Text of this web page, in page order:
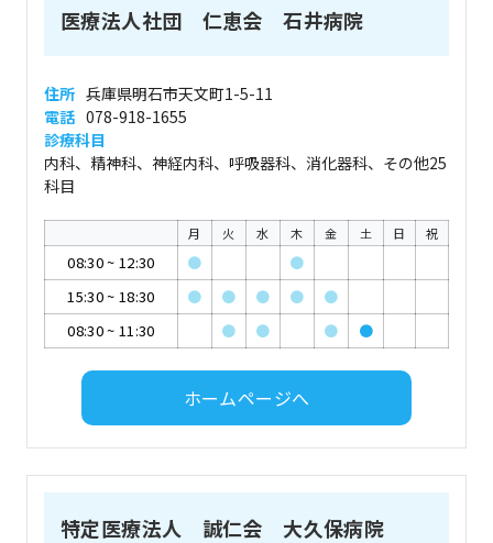
医療法人社団 仁恵会 石井病院
住所 兵庫県明石市天文町1-5-11
電話 078-918-1655
診療科目
内科、精神科、神経内科、呼吸器科、消化器科、その他25
科目
月 火 水 木 金 土 日 祝
08:30~ 12:30 ●
●
15:30~ 18:30 ● ● ● ●
●
08:30~ 11:30 ● ● ● ●
ホームページへ
特定医療法人 誠仁会 大久保病院